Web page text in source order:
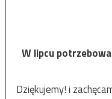
W lipcu
Dziękujemy! i